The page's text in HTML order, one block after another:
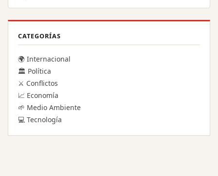
CATEGORÍAS
🌍 Internacional
🏛️ Política
⚔️ Conflictos
📈 Economía
🌱 Medio Ambiente
💻 Tecnología